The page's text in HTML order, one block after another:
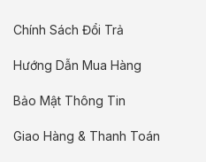
Chính Sách Đổi Trả
Hướng Dẫn Mua Hàng
Bảo Mật Thông Tin
Giao Hàng & Thanh Toán